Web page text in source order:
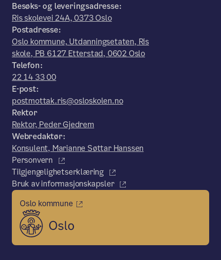
Besøks- og leveringsadresse:
Ris skolevei 24A, 0373 Oslo
Postadresse:
Oslo kommune, Utdanningsetaten, Ris
skole, PB 6127 Etterstad, 0602 Oslo
Telefon:
22 14 33 00
E-post:
postmottak.ris@osloskolen.no
Rektor
Rektor, Peder Gjedrem
Webredaktør:
Konsulent, Marianne Søttar Hanssen
Personvern
Tilgjengelighetserklæring
Bruk av informasjonskapsler
Oslo kommune